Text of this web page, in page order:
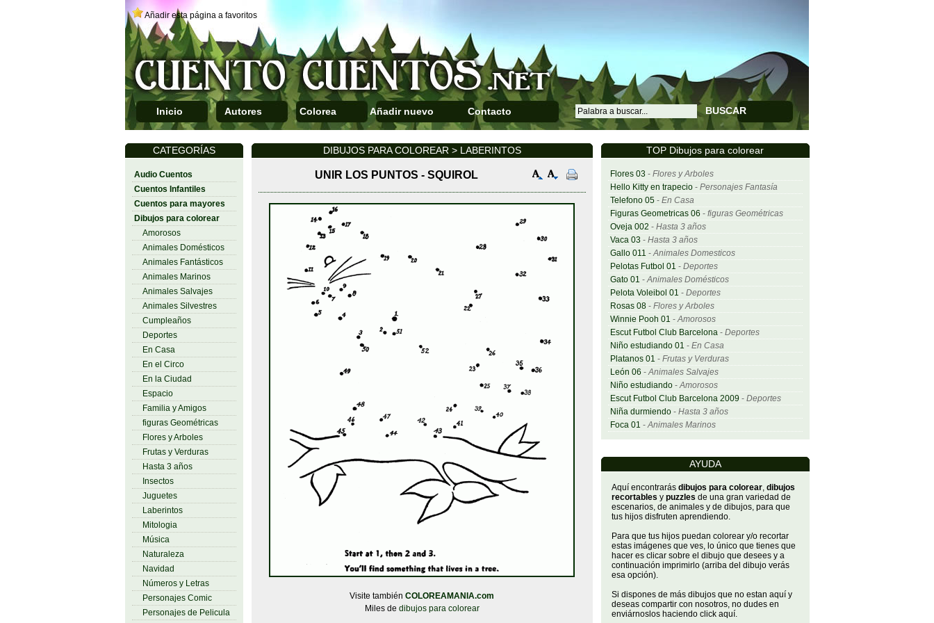
Añadir esta página a favoritos
Inicio Autores Colorea Añadir nuevo Contacto BUSCAR
TOP Dibujos para colorear
Flores 03 - Flores y Arboles
Hello Kitty en trapecio- Personajes Fantasía
Telefono 05- En Casa
Figuras Geometricas 06 - figuras Geométricas
Oveja 002 - Hasta 3 años
Vaca 03 - Hasta 3 años
Gallo 011 -Animales Domesticos
Pelotas Futbol 01 - Deportes
Gato 01 -Animales Domésticos
Pelota Voleibol 01 - Deportes
Rosas 08- Flores y Arboles
Winnie Pooh 01 -Amorosos
Escut Futbol Club Barcelona- Deportes
Niño estudiando 01 - En Casa
Platanos 01 - Frutas y Verduras
León 06 -Animales Salvajes
Niño estudiando-Amorosos
Escut Futbol Club Barcelona 2009 - Deportes
Niña durmiendo- Hasta 3 años
Foca 01 -Animales Marinos
AYUDA
Aquí encontrarás dibujos para colorear, dibujos
recortables y puzzles de una gran variedad de
escenarios, de animales y de dibujos, para que
tus hijos disfruten aprendiendo.
Para que tus hijos puedan colorear y/o recortar
estas imágenes que ves, lo único que tienes que
hacer es clicar sobre el dibujo que desees y a
continuación imprimirlo (arriba del dibujo verás
esa opción).
Si dispones de más dibujos que no estan aquí y
deseas compartir con nosotros, no dudes en
enviárnoslos haciendo click aquí.
CATEGORÍAS
Audio Cuentos
Cuentos Infantiles
Cuentos para mayores
Dibujos para colorear
Amorosos
Animales Domésticos
Animales Fantásticos
Animales Marinos
Animales Salvajes
Animales Silvestres
Cumpleaños
Deportes
En Casa
En el Circo
En la Ciudad
Espacio
Familia y Amigos
figuras Geométricas
Flores y Arboles
Frutas y Verduras
Hasta 3 años
Insectos
Juguetes
Laberintos
Mitologia
Música
Naturaleza
Navidad
Números y Letras
Personajes Comic
Personajes de Pelicula
DIBUJOS PARA COLOREAR > LABERINTOS
UNIR LOS PUNTOS - SQUIROL
Visite también COLOREAMANIA.com
Miles de dibujos para colorear